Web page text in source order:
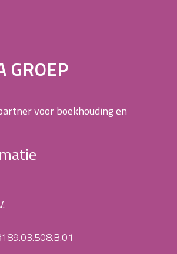
GROEP
voor boekhouding en